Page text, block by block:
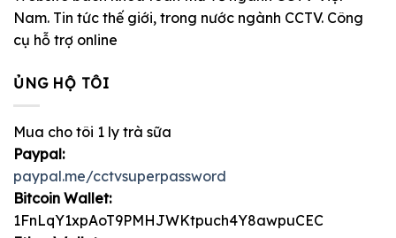
Nam. Tin tức thế giới, trong nước ngành CCTV. Công
cụ hỗ trợ online
ỦNG HỘ TÔI
Mua cho tôi 1 ly trà sữa
Paypal:
paypal.me/cctvsuperpassword
Bitcoin Wallet:
1FnLqY1xpAoT9PMHJWKtpuch4Y8awpuCEC